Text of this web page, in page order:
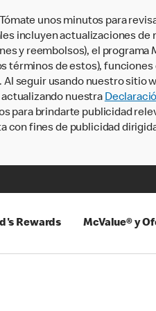
unos minutos para
incluyen actualizaciones
y reembolsos), el programa
términos de estos),
seguir usando nuestro sitio
nuestra
para brindarte publicidad
fines de publicidad
Rewards McValue® y